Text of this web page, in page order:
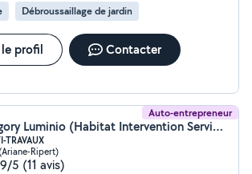
Débroussaillage de jardin
profil Contacter
Auto-entrepreneur
Gregory Luminio (Habitat Intervention Services)
TRAVAUX
Ripert)
5 (11 avis)